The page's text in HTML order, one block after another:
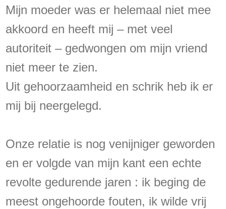
Mijn moeder was er helemaal niet mee
akkoord en heeft mij – met veel
autoriteit – gedwongen om mijn vriend
niet meer te zien.
Uit gehoorzaamheid en schrik heb ik er
mij bij neergelegd.
Onze relatie is nog venijniger geworden
en er volgde van mijn kant een echte
revolte gedurende jaren : ik beging de
meest ongehoorde fouten, ik wilde vrij